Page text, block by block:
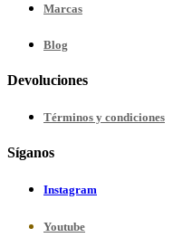
Marcas
Blog
Devoluciones
Términos y condiciones
Síganos
Instagram
Youtube